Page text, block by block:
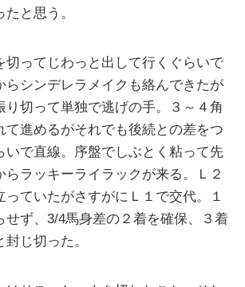
と思う。
切ってじわっと出して行くぐらいで
らシンデレラメイクも絡んできたが
り切って単独で逃げの手。３～４角
て進めるがそれでも後続との差をつ
いで直線。序盤でしぶとく粘って先
らラッキーライラックが来る。Ｌ２
っていたがさすがにＬ１で交代。１
せず、3/4馬身差の２着を確保、３着
じ切った。